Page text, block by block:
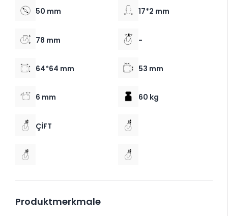
50 mm 17*2 mm
78 mm -
64*64 mm 53 mm
6 mm 60 kg
ÇİFT
Produktmerkmale